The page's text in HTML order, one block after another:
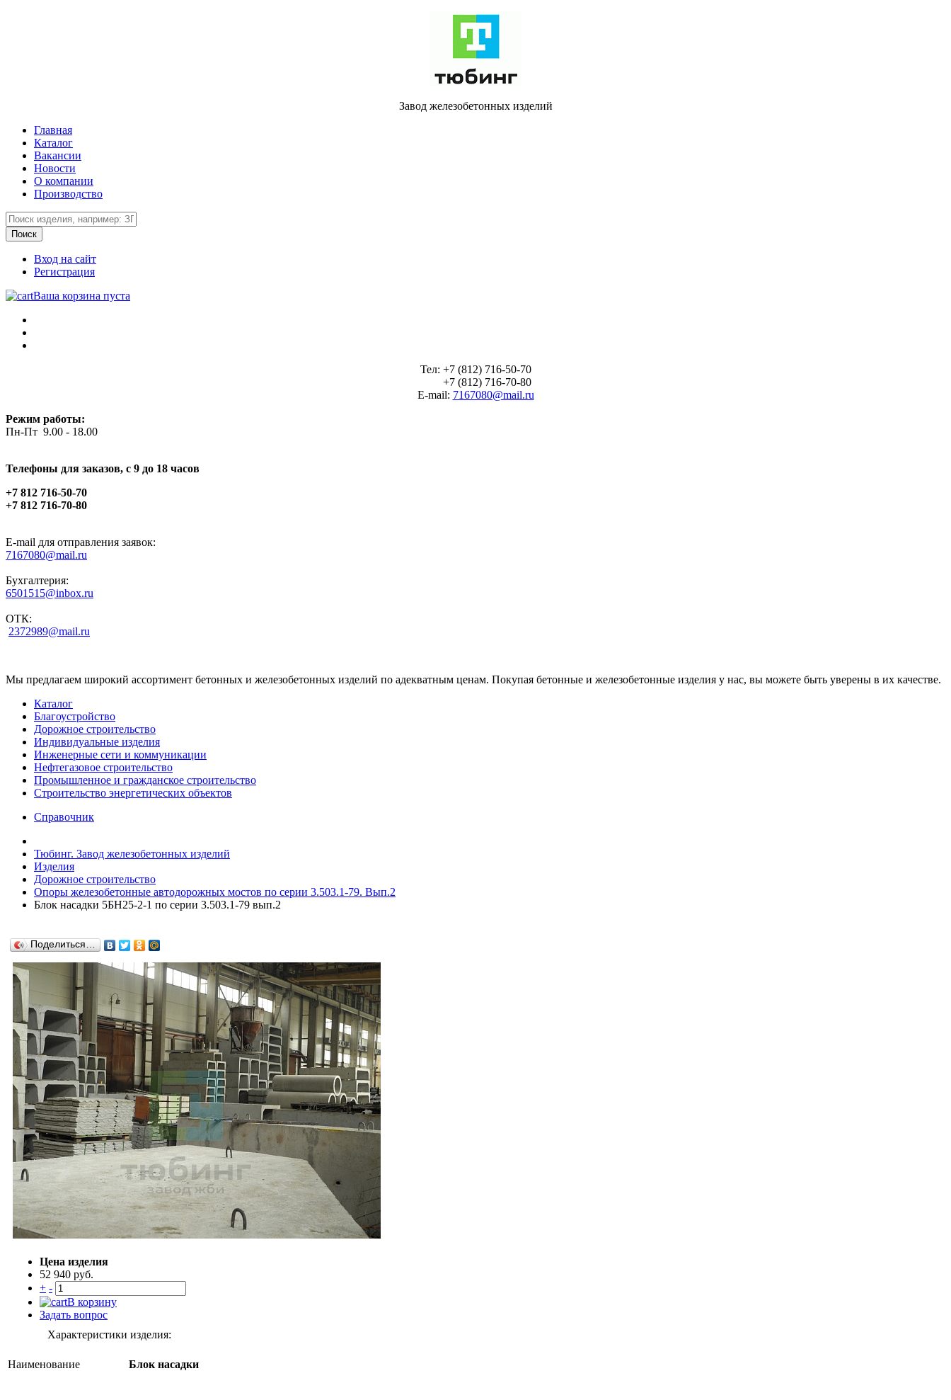
Завод железобетонных изделий
Главная
Каталог
Вакансии
Новости
О компании
Производство
Вход на сайт
Регистрация
Ваша корзина пуста
Тел: +7 (812) 716-50-70
+7 (812) 716-70-80
E-mail: 7167080@mail.ru
Режим работы:
Пн-Пт 9.00 - 18.00
Телефоны для заказов, c 9 до 18 часов
+7 812 716-50-70
+7 812 716-70-80
E-mail для отправления заявок:
7167080@mail.ru
Бухгалтерия:
6501515@inbox.ru
ОТК:
2372989@mail.ru
Мы предлагаем широкий ассортимент бетонных и железобетонных изделий по адекватным ценам. Покупая бетонные и железобетонные изделия у нас, вы можете быть уверены в их качестве.
Каталог
Благоустройство
Дорожное строительство
Индивидуальные изделия
Инженерные сети и коммуникации
Нефтегазовое строительство
Промышленное и гражданское строительство
Строительство энергетических объектов
Справочник
Тюбинг. Завод железобетонных изделий
Изделия
Дорожное строительство
Опоры железобетонные автодорожных мостов по серии 3.503.1-79. Вып.2
Блок насадки 5БН25-2-1 по серии 3.503.1-79 вып.2
Поделиться…
Цена изделия
52 940 руб.
+ -
В корзину
Задать вопрос
Характеристики изделия:
Наименование Блок насадки